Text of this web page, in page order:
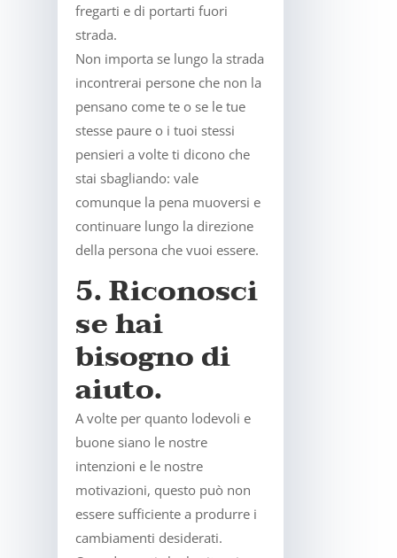
fregarti e di portarti fuori
strada.
Non importa se lungo la strada
incontrerai persone che non la
pensano come te o se le tue
stesse paure o i tuoi stessi
pensieri a volte ti dicono che
stai sbagliando: vale
comunque la pena muoversi e
continuare lungo la direzione
della persona che vuoi essere.
5. Riconosci
se hai
bisogno di
aiuto.
A volte per quanto lodevoli e
buone siano le nostre
intenzioni e le nostre
motivazioni, questo può non
essere sufficiente a produrre i
cambiamenti desiderati.